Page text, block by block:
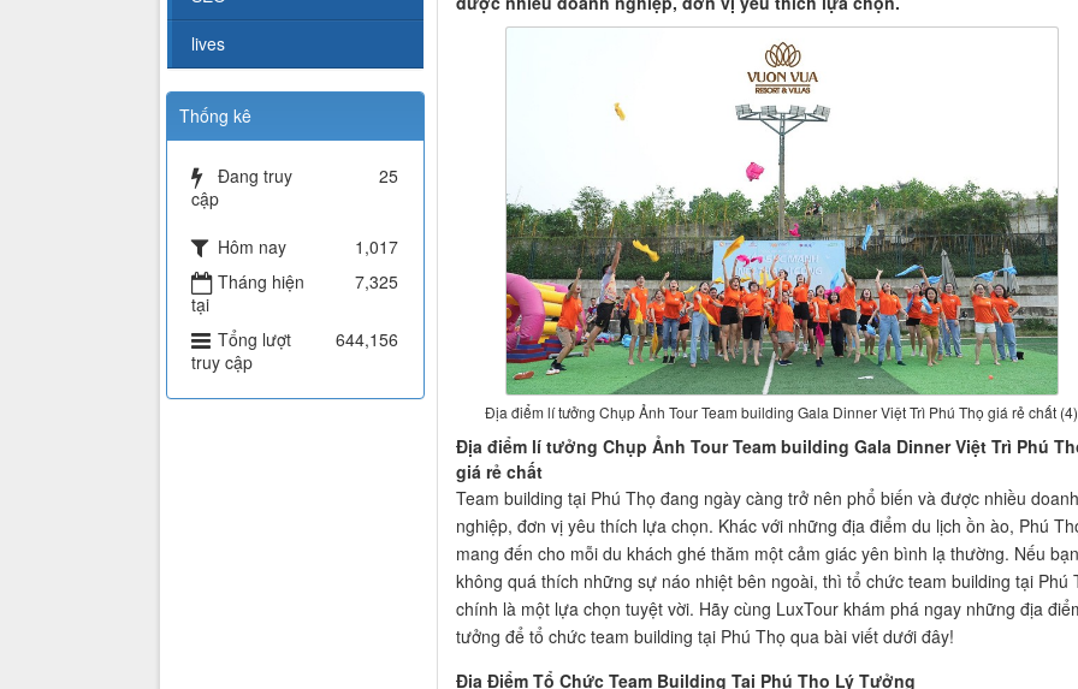
Địa điểm lí tưởng Chụp Ảnh Tour Team building Gala Dinner Việt Trì Phú Thọ giá rẻ chất (4)
Địa điểm lí tưởng Chụp Ảnh Tour Team building Gala Dinner Việt Trì Phú
giá rẻ chất
Team building tại Phú Thọ đang ngày càng trở nên phổ biến và được nhiều doanh
nghiệp, đơn vị yêu thích lựa chọn. Khác với những địa điểm du lịch ồn ào, Phú
mang đến cho mỗi du khách ghé thăm một cảm giác yên bình lạ thường. Nếu bạn
không quá thích những sự náo nhiệt bên ngoài, thì tổ chức team building tại Phú
chính là một lựa chọn tuyệt vời. Hãy cùng LuxTour khám phá ngay những địa
tưởng để tổ chức team building tại Phú Thọ qua bài viết dưới đây!
Địa Điểm Tổ Chức Team Building Tại Phú Thọ Lý Tưởng
lives
Thống kê
Đang truy
cập
25
Hôm nay
1,017
Tháng hiện
tại
7,325
Tổng lượt
truy cập
644,156